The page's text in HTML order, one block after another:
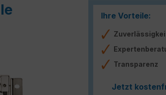
Ihre Vorteile:
Transparenz
Jetzt